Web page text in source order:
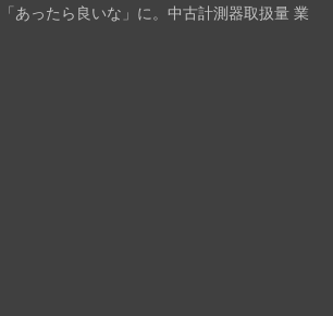
あったら良いな」に。中古計測器取扱量 業